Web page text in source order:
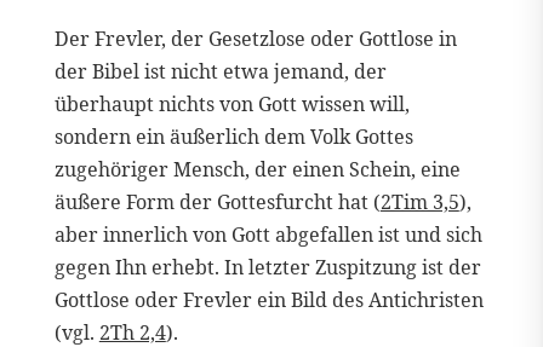
Der Frevler, der Gesetzlose oder Gottlose in
der Bibel ist nicht etwa jemand, der
überhaupt nichts von Gott wissen will,
sondern ein äußerlich dem Volk Gottes
zugehöriger Mensch, der einen Schein, eine
äußere Form der Gottesfurcht hat (2Tim 3,5),
aber innerlich von Gott abgefallen ist und sich
gegen Ihn erhebt. In letzter Zuspitzung ist der
Gottlose oder Frevler ein Bild des Antichristen
(vgl. 2Th 2,4).